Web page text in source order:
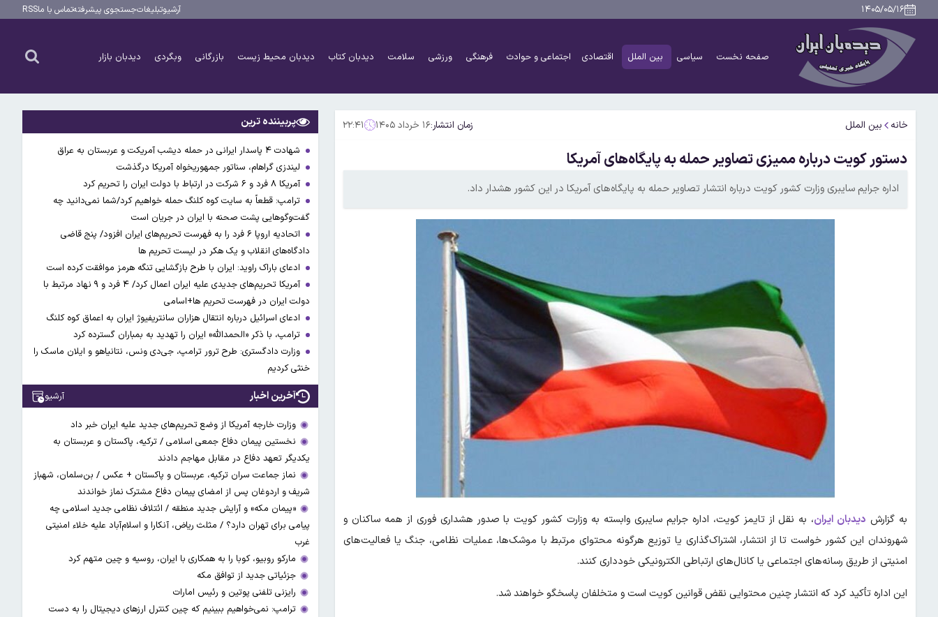
۱۴۰۵/۰۵/۱۶ آرشیوتبلیغاتجستجوی پیشرفتهتماس با ماRSS
صفحه نخست سیاسی بین الملل اقتصادی اجتماعی و حوادث فرهنگی ورزشی سلامت دیدبان کتاب دیدبان محیط زیست بازرگانی وبگردی دیدبان بازار
خانه بین الملل زمان انتشار:۱۶ خرداد ۱۴۰۵ ۲۲:۴۱
دستور کویت درباره ممیزی تصاویر حمله به پایگاه‌های آمریکا
اداره جرایم سایبری وزارت کشور کویت درباره انتشار تصاویر حمله به پایگاه‌های آمریکا در این کشور هشدار داد.
به گزارش دیدبان ایران، به نقل از تایمز کویت، اداره جرایم سایبری وابسته به وزارت کشور کویت با صدور هشداری فوری از همه ساکنان و
شهروندان این کشور خواست تا از انتشار، اشتراک‌گذاری یا توزیع هرگونه محتوای مرتبط با موشک‌ها، عملیات نظامی، جنگ‌ یا فعالیت‌های
امنیتی از طریق رسانه‌های اجتماعی یا کانال‌های ارتباطی الکترونیکی خودداری کنند.
این اداره تأکید کرد که انتشار چنین محتوایی نقض قوانین کویت است و متخلفان پاسخگو خواهند شد.
پربیننده ترین
شهادت ۴ پاسدار ایرانی در حمله دیشب آمریکت و عربستان به عراق
لیندزی گراهام، سناتور جمهوریخواه آمریکا درگذشت
آمریکا ۸ فرد و ۶ شرکت در ارتباط با دولت ایران را تحریم کرد
ترامپ: قطعاً به سایت کوه کلنگ حمله خواهیم کرد/شما نمی‌دانید چه
گفت‌وگوهایی پشت صحنه با ایران در جریان است
اتحادیه اروپا ۶ فرد را به فهرست تحریم‌های ایران افزود/ پنج قاضی
دادگاه‌های انقلاب و یک هکر در لیست تحریم ها
ادعای باراک راوید: ایران با طرح بازگشایی تنگه هرمز موافقت کرده است
آمریکا تحریم‌های جدیدی علیه ایران اعمال کرد/ ۴ فرد و ۹ نهاد مرتبط با
دولت ایران در فهرست تحریم ها+اسامی
ادعای اسرائیل درباره انتقال هزاران سانتریفیوژ ایران به اعماق کوه کلنگ
ترامپ، با ذکر «الحمدالله» ایران را تهدید به بمباران گسترده کرد
وزارت دادگستری: طرح ترور ترامپ، جی‌دی ونس، نتانیاهو و ایلان ماسک را
خنثی کردیم
آخرین اخبار آرشیو
وزارت خارجه آمریکا از وضع تحریم‌های جدید علیه ایران خبر داد
نخستین پیمان دفاع جمعی اسلامی / ترکیه، پاکستان و عربستان به
یکدیگر تعهد دفاع در مقابل مهاجم دادند
نماز جماعت سران ترکیه، عربستان و پاکستان + عکس / بن‌سلمان، شهباز
شریف و اردوغان پس از امضای پیمان دفاع مشترک نماز خواندند
«پیمان مکه» و آرایش جدید منطقه / ائتلاف نظامی جدید اسلامی چه
پیامی برای تهران دارد؟ / مثلث ریاض، آنکارا و اسلام‌آباد علیه خلاء امنیتی
غرب
مارکو روبیو، کوبا را به همکاری با ایران، روسیه و چین متهم کرد
جزئیاتی جدید از توافق مکه
رایزنی تلفنی پوتین و رئیس امارات
ترامپ: نمی‌خواهیم ببینیم که چین کنترل ارز‌های دیجیتال را به دست